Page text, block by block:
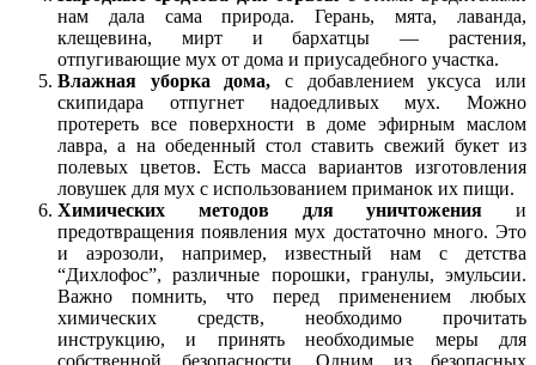
нам дала сама природа. Герань, мята, лаванда,
клещевина, мирт и бархатцы — растения,
отпугивающие мух от дома и приусадебного участка.
Влажная уборка дома, с добавлением уксуса или
скипидара отпугнет надоедливых мух. Можно
протереть все поверхности в доме эфирным маслом
лавра, а на обеденный стол ставить свежий букет из
полевых цветов. Есть масса вариантов изготовления
ловушек для мух с использованием приманок их пищи.
Химических методов для уничтожения и
предотвращения появления мух достаточно много. Это
и аэрозоли, например, известный нам с детства
“Дихлофос”, различные порошки, гранулы, эмульсии.
Важно помнить, что перед применением любых
химических средств, необходимо прочитать
инструкцию, и принять необходимые меры для
собственной безопасности. Одним из безопасных